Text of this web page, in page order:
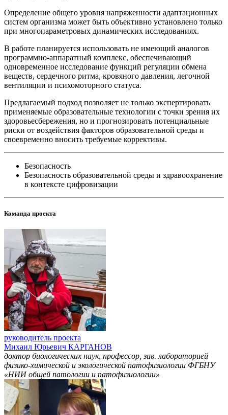
Определение общего уровня напряженности адаптационных
систем организма может быть объективно установлено только
при многопараметровых динамических исследованиях.
В работе планируется использовать не имеющий аналогов
программно-аппаратный комплекс, обеспечивающий
одновременное исследование функций регуляции обмена
веществ, сердечного ритма, кровяного давления, легочной
вентиляции и психомоторного статуса.
Предлагаемый подход позволяет не только экспертировать
применяемые образовательные технологии с точки зрения их
здоровьесбережения, но и прогнозировать потенциальные
риски от воздействия факторов образовательной среды и
своевременно вносить требуемые коррективы.
Безопасность
Безопасность образовательной среды и здравоохранение
в контексте цифровизации
Команда проекта
руководитель проекта
Михаил Юрьевич КАРГАНОВ
доктор биологических наук, профессор, зав. лабораторией
физико-химической и экологической патофизиологии ФГБНУ
«НИИ общей патологии и патофизиологии»